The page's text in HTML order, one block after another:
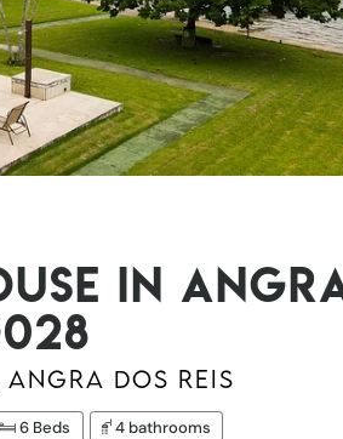
in
dos Reis
6 Beds 4 bathrooms